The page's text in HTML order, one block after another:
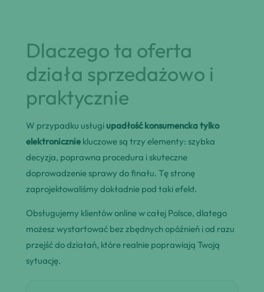
Dlaczego ta oferta
działa sprzedażowo i
praktycznie
W przypadku usługi upadłość konsumencka tylko
elektronicznie kluczowe są trzy elementy: szybka
decyzja, poprawna procedura i skuteczne
doprowadzenie sprawy do finału. Tę stronę
zaprojektowaliśmy dokładnie pod taki efekt.
Obsługujemy klientów online w całej Polsce, dlatego
możesz wystartować bez zbędnych opóźnień i od razu
przejść do działań, które realnie poprawiają Twoją
sytuację.